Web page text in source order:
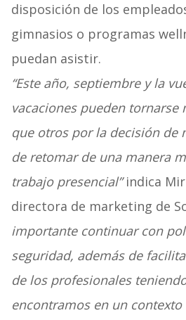
disposición de los
gimnasios o programas
puedan asistir.
“Este año, septiembre y la
vacaciones pueden tornarse
que otros por la decisión de
de retomar de una manera
trabajo presencial”indica
directora de marketing de
importante continuar con
seguridad, además de
de los profesionales
encontramos en un